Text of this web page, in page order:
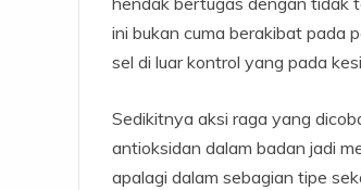
ini bukan cuma berakibat pada
sel di luar kontrol yang pada
Sedikitnya aksi raga yang
antioksidan dalam badan jadi
apalagi dalam sebagian tipe